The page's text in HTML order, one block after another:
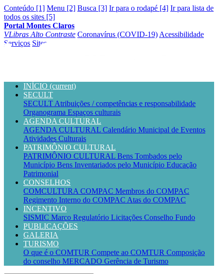
Conteúdo [1] Menu [2] Busca [3] Ir para o rodapé [4] Ir para lista de
todos os sites [5]
Portal Montes Claros
VLibras Alto Contraste Coronavírus (COVID-19) Acessibilidade
Serviços Sites
INÍCIO (current)
SECULT
SECULT Atribuições / competências e responsabilidade
Organograma Espaços culturais
AGENDA CULTURAL
AGENDA CULTURAL Calendário Municipal de Eventos
Atividades Culturais
PATRIMÔNIO CULTURAL
PATRIMÔNIO CULTURAL Bens Tombados pelo
Município Bens Inventariados pelo Município Educação
Patrimonial
CONSELHOS
COMCULTURA COMPAC Membros do COMPAC
Regimento Interno do COMPAC Atas do COMPAC
INCENTIVO
SISMIC Marco Regulatório Licitações Conselho Fundo
PUBLICAÇÕES
GALERIA
TURISMO
O que é o COMTUR Compete ao COMTUR Composição
do conselho MERCADO Gerência de Turismo